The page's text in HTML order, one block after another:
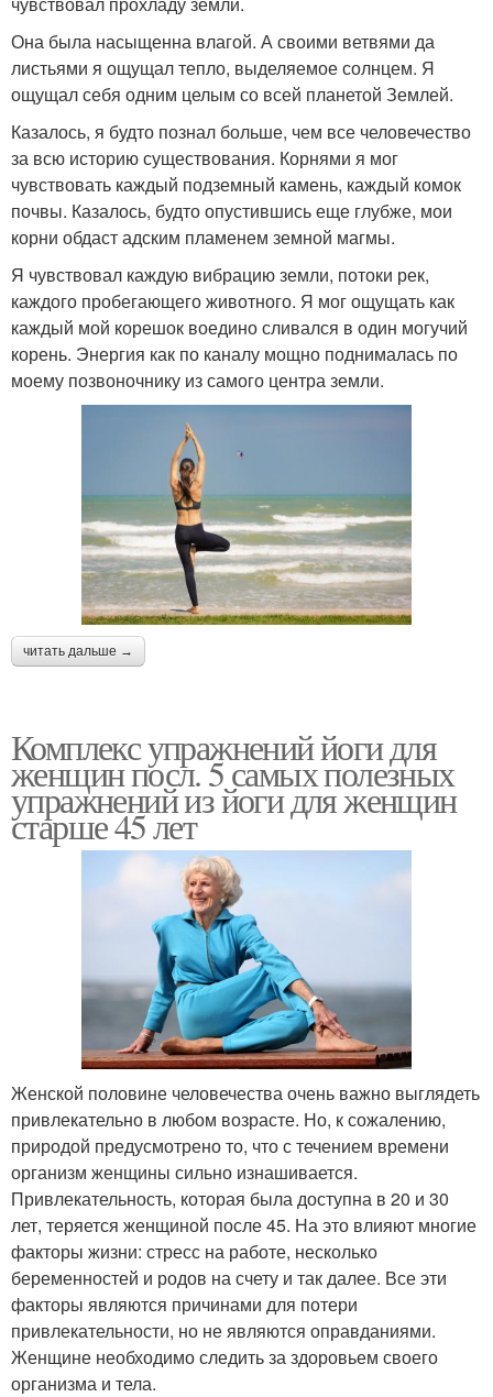
Она была насыщенна влагой. А своими ветвями да
листьями я ощущал тепло, выделяемое солнцем. Я
ощущал себя одним целым со всей планетой Землей.
Казалось, я будто познал больше, чем все человечество
за всю историю существования. Корнями я мог
чувствовать каждый подземный камень, каждый комок
почвы. Казалось, будто опустившись еще глубже, мои
корни обдаст адским пламенем земной магмы.
Я чувствовал каждую вибрацию земли, потоки рек,
каждого пробегающего животного. Я мог ощущать как
каждый мой корешок воедино сливался в один могучий
корень. Энергия как по каналу мощно поднималась по
моему позвоночнику из самого центра земли.
читать дальше →
Комплекс упражнений йоги для
женщин посл. 5 самых полезных
упражнений из йоги для женщин
старше 45 лет
Женской половине человечества очень важно выглядеть
привлекательно в любом возрасте. Но, к сожалению,
природой предусмотрено то, что с течением времени
организм женщины сильно изнашивается.
Привлекательность, которая была доступна в 20 и 30
лет, теряется женщиной после 45. На это влияют многие
факторы жизни: стресс на работе, несколько
беременностей и родов на счету и так далее. Все эти
факторы являются причинами для потери
привлекательности, но не являются оправданиями.
Женщине необходимо следить за здоровьем своего
организма и тела.